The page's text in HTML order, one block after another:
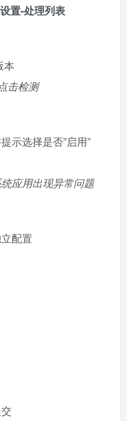
置-处理列表
本
击检测
示选择是否”启用”
应用出现异常问题
配置